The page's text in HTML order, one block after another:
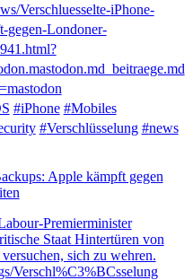
Verschluesselte-iPhone-
gegen-Londoner-
#iPhone #Mobiles
#Verschlüsselung #news
Apple kämpft gegen
Premierminister
Staat Hintertüren von
sich zu wehren.
Verschl%C3%BCsselung